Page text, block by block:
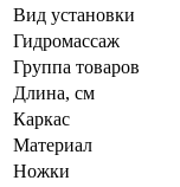
Вид установки
Гидромассаж
Группа товаров
Длина, см
Каркас
Материал
Ножки